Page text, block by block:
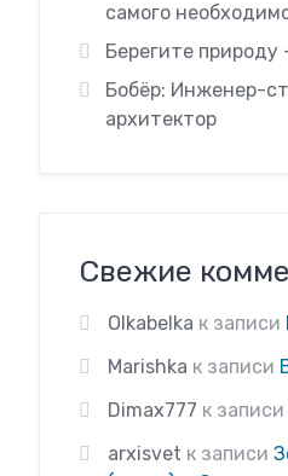
самого
Берегите
Бобёр: Инженер-
архитектор
Свежие
Olkabelka к записи
Marishka к записи
Dimax777 к записи
arxisvet к записи